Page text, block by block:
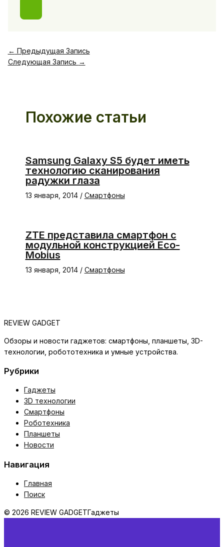
← Предыдущая Запись
Следующая Запись →
Похожие статьи
Samsung Galaxy S5 будет иметь
технологию сканирования
радужки глаза
13 января, 2014 / Смартфоны
ZTE представила смартфон с
модульной конструкцией Eco-
Mobius
13 января, 2014 / Смартфоны
REVIEW GADGET
Обзоры и новости гаджетов: смартфоны, планшеты, 3D-
технологии, робототехника и умные устройства.
Рубрики
Гаджеты
3D технологии
Смартфоны
Роботехника
Планшеты
Новости
Навигация
Главная
Поиск
© 2026 REVIEW GADGETГаджеты